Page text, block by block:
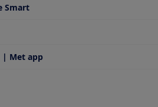
Smart
| Met app